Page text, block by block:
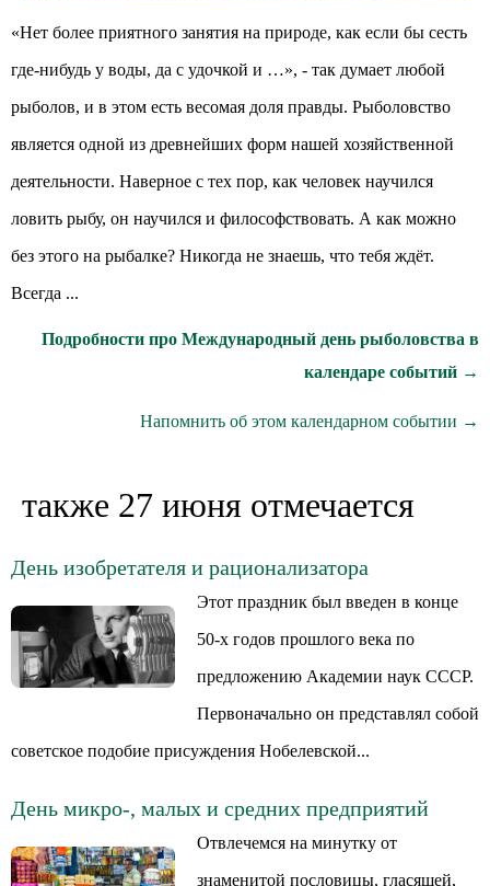
«Нет более приятного занятия на природе, как если бы сесть
где-нибудь у воды, да с удочкой и …», - так думает любой
рыболов, и в этом есть весомая доля правды. Рыболовство
является одной из древнейших форм нашей хозяйственной
деятельности. Наверное с тех пор, как человек научился
ловить рыбу, он научился и философствовать. А как можно
без этого на рыбалке? Никогда не знаешь, что тебя ждёт.
Всегда ...
Подробности про Международный день рыболовства в
календаре событий →
Напомнить об этом календарном событии →
также 27 июня отмечается
День изобретателя и рационализатора
Этот праздник был введен в конце
50-х годов прошлого века по
предложению Академии наук СССР.
Первоначально он представлял собой
советское подобие присуждения Нобелевской...
День микро-, малых и средних предприятий
Отвлечемся на минутку от
знаменитой пословицы, гласящей,